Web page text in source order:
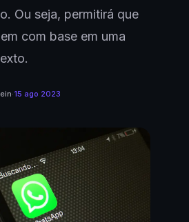
Ou seja, permitirá que
com base em uma
·15 ago 2023